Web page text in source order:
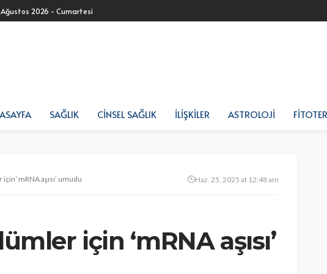
2026 - Cumartesi
SAĞLIK CINSEL SAĞLIK İLIŞKILER ASTROLOJI
‘mRNA aşısı’ umudu Haz. 25, 2025 at 12:48 am
için ‘mRNA aşısı’